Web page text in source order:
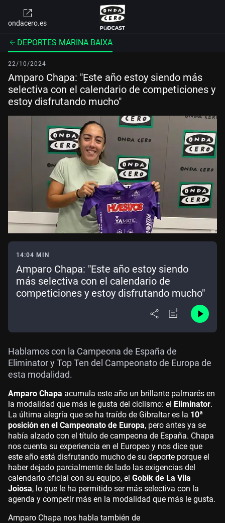
ondacero.es
DEPORTES MARINA BAIXA
22/10/2024
Amparo Chapa: "Este año estoy siendo más
selectiva con el calendario de competiciones y
estoy disfrutando mucho"
14:04 MIN
Amparo Chapa: "Este año estoy siendo
más selectiva con el calendario de
competiciones y estoy disfrutando mucho"
Hablamos con la Campeona de España de
Eliminator y Top Ten del Campeonato de Europa de
esta modalidad.
Amparo Chapa acumula este año un brillante palmarés en
la modalidad que más le gusta del ciclismo: el Eliminator.
La última alegría que se ha traído de Gibraltar es la 10ª
posición en el Campeonato de Europa, pero antes ya se
había alzado con el título de campeona de España. Chapa
nos cuenta su experiencia en el Europeo y nos dice que
este año está disfrutando mucho de su deporte porque el
haber dejado parcialmente de lado las exigencias del
calendario oficial con su equipo, el Gobik de La Vila
Joiosa, lo que le ha permitido ser más selectiva con la
agenda y competir más en la modalidad que más le gusta.
Amparo Chapa nos habla también de